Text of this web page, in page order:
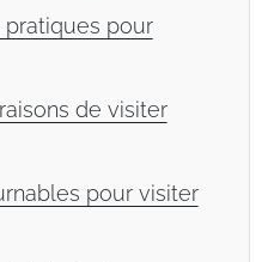
pratiques pour
de visiter
pour visiter